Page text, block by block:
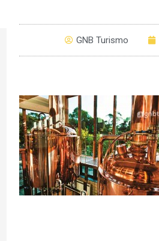
GNB Turismo